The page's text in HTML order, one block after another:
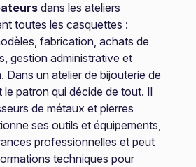
dans les ateliers
toutes les casquettes :
fabrication, achats de
gestion administrative et
Dans un atelier de bijouterie de
le patron qui décide de tout. Il
de métaux et pierres
ses outils et équipements,
professionnelles et peut
techniques pour